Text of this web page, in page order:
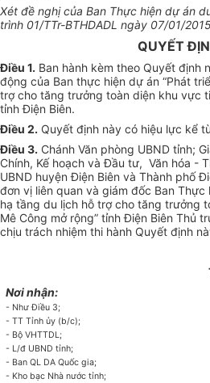
Xét đề nghị của Ban Thực hiện dự án
trình 01/TTr-BTHDADL ngày 07/01/
QUYẾT
Điều 1. Ban hành kèm theo Quyết định
động của Ban thực hiện dự án “Phát
trợ cho tăng trưởng toàn diện khu vực
tỉnh Điện Biên.
Điều 2. Quyết định này có hiệu lực kể
Điều 3. Chánh Văn phòng UBND tỉnh;
Chính, Kế hoạch và Đầu tư, Văn hóa -
UBND huyện Điện Biên và Thành phố
đơn vị liên quan và giám đốc Ban Thực
hạ tầng du lịch hỗ trợ cho tăng trưởng
Mê Công mở rộng” tỉnh Điện Biên Thủ
chịu trách nhiệm thi hành Quyết định
Nơi nhận:
- Như Điều 3;
- TT Tỉnh ủy (b/c);
- Bộ VHTTDL;
- L/đ UBND tỉnh;
- Ban QL DA Quốc gia;
- Kho bạc Nhà nước tỉnh;